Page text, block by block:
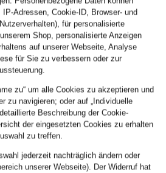
Adressen, Cookie-ID, Browser- und
für personalisierte
Shop, personalisierte Anzeigen
auf unserer Webseite, Analyse
für Sie zu verbessern oder zur
zu“ um alle Cookies zu akzeptieren und
zu navigieren; oder auf „Individuelle
Beschreibung der Cookie-
der eingesetzten Cookies zu erhalten
zu treffen.
jederzeit nachträglich ändern oder
unserer Webseite). Der Widerruf hat